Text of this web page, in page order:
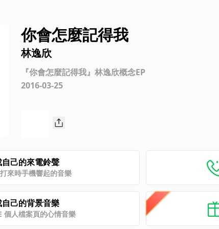
你會怎麼記得我
林逸欣
『你會怎麼記得我』林逸欣概念EP
2016-03-25
己的來電鈴聲
來時手機響起的音樂
己的背景音樂
個人檔案頁的心情音樂